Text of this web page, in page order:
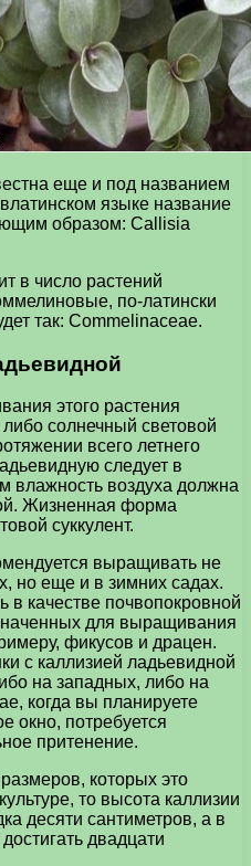
еще и под названием
языке название
образом: Callisia
в число растений
по-латински
так: Commelinaceae.
этого растения
солнечный световой
всего летнего
следует в
влажность воздуха должна
Жизненная форма
суккулент.
выращивать не
но еще и в зимних садах.
качестве почвопокровной
для выращивания
фикусов и драцен.
с каллизией ладьевидной
на западных, либо на
когда вы планируете
окно, потребуется
притенение.
которых это
то высота каллизии
десяти сантиметров, а в
двадцати